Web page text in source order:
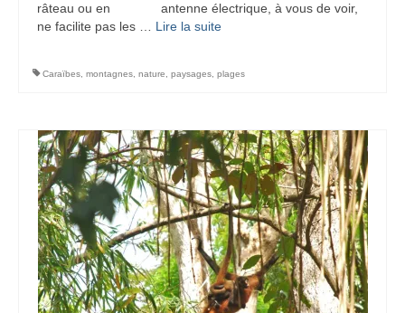
râteau ou en antenne électrique, à vous de voir,
ne facilite pas les … Lire la suite­­
Caraïbes montagnes nature paysages plages